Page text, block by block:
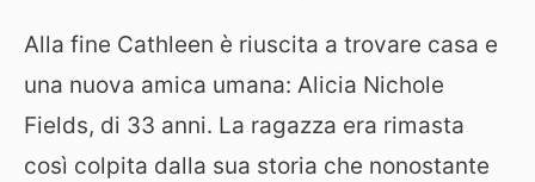
Alla fine Cathleen è riuscita a trovare casa e
una nuova amica umana: Alicia Nichole
Fields, di 33 anni. La ragazza era rimasta
così colpita dalla sua storia che nonostante